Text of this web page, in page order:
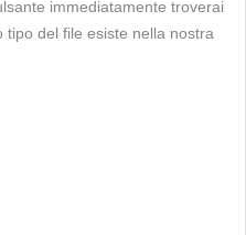
immediatamente troverai
del file esiste nella nostra